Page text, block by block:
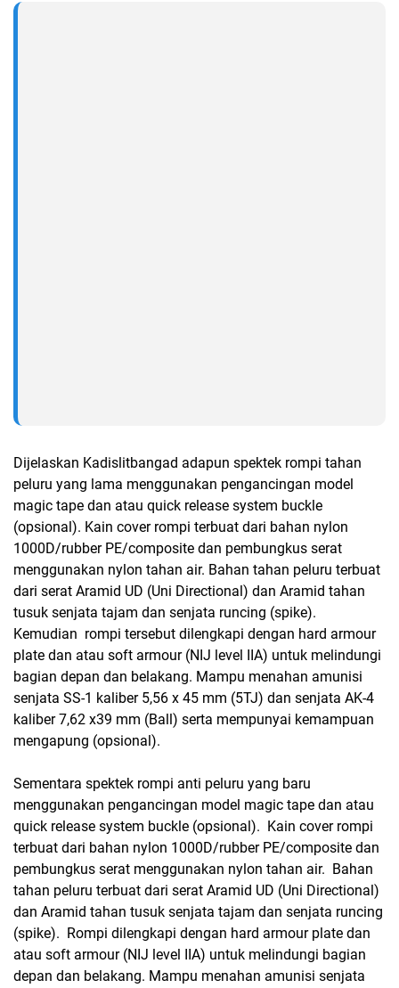
Dijelaskan Kadislitbangad adapun spektek rompi tahan
peluru yang lama menggunakan pengancingan model
magic tape dan atau quick release system buckle
(opsional). Kain cover rompi terbuat dari bahan nylon
1000D/rubber PE/composite dan pembungkus serat
menggunakan nylon tahan air. Bahan tahan peluru terbuat
dari serat Aramid UD (Uni Directional) dan Aramid tahan
tusuk senjata tajam dan senjata runcing (spike).
Kemudian rompi tersebut dilengkapi dengan hard armour
plate dan atau soft armour (NIJ level IIA) untuk melindungi
bagian depan dan belakang. Mampu menahan amunisi
senjata SS-1 kaliber 5,56 x 45 mm (5TJ) dan senjata AK-4
kaliber 7,62 x39 mm (Ball) serta mempunyai kemampuan
mengapung (opsional).
Sementara spektek rompi anti peluru yang baru
menggunakan pengancingan model magic tape dan atau
quick release system buckle (opsional). Kain cover rompi
terbuat dari bahan nylon 1000D/rubber PE/composite dan
pembungkus serat menggunakan nylon tahan air. Bahan
tahan peluru terbuat dari serat Aramid UD (Uni Directional)
dan Aramid tahan tusuk senjata tajam dan senjata runcing
(spike). Rompi dilengkapi dengan hard armour plate dan
atau soft armour (NIJ level IIA) untuk melindungi bagian
depan dan belakang. Mampu menahan amunisi senjata